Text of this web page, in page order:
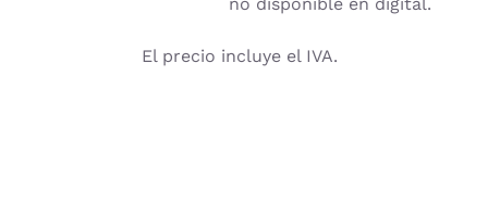
El precio incluye el IVA.